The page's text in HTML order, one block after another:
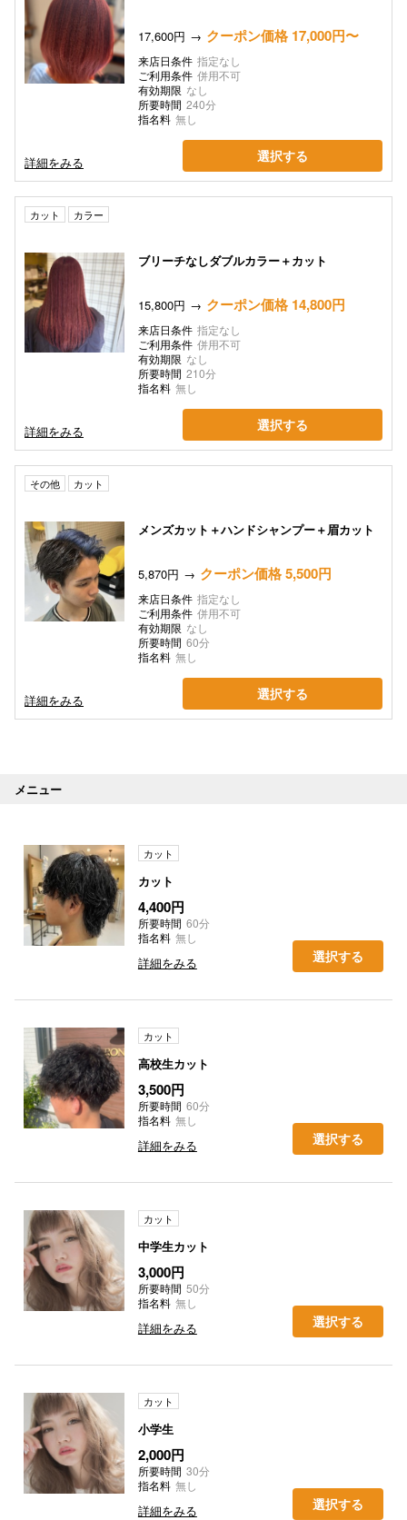
17,600円 クーポン価格 17,000円〜
来店日条件 指定なし
ご利用条件 併用不可
有効期限 なし
所要時間 240分
指名料 無し
詳細をみる 選択する
カット カラー
ブリーチなしダブルカラー＋カット
15,800円 クーポン価格 14,800円
来店日条件 指定なし
ご利用条件 併用不可
有効期限 なし
所要時間 210分
指名料 無し
詳細をみる 選択する
その他 カット
メンズカット＋ハンドシャンプー＋眉カット
5,870円 クーポン価格 5,500円
来店日条件 指定なし
ご利用条件 併用不可
有効期限 なし
所要時間 60分
指名料 無し
詳細をみる 選択する
メニュー
カット
カット
4,400円
所要時間 60分
指名料 無し
詳細をみる 選択する
カット
高校生カット
3,500円
所要時間 60分
指名料 無し
詳細をみる 選択する
カット
中学生カット
3,000円
所要時間 50分
指名料 無し
詳細をみる 選択する
カット
小学生
2,000円
所要時間 30分
指名料 無し
詳細をみる 選択する